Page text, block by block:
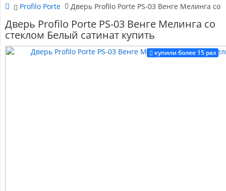
Profilo Porte Дверь Profilo Porte PS-03 Венге Мелинга со
Дверь Profilo Porte PS-03 Венге Мелинга со
стеклом Белый сатинат купить
купили более 15 раз